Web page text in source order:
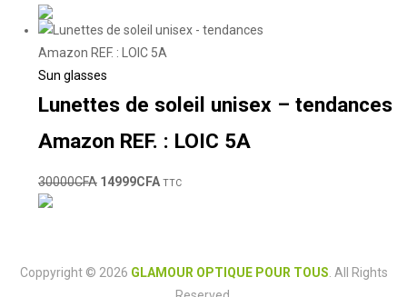
Sun glasses
Lunettes de soleil unisex – tendances
Amazon REF. : LOIC 5A
30000CFA 14999CFA TTC
Coppyright © 2026 GLAMOUR OPTIQUE POUR TOUS. All Rights